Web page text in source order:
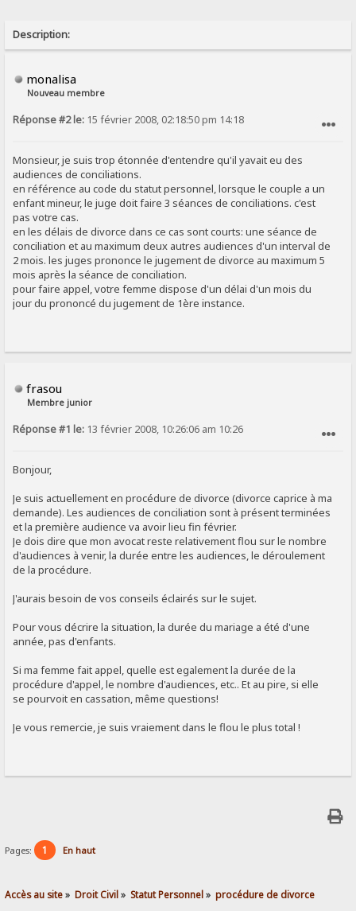
Description:
monalisa
Nouveau membre
Réponse #2 le: 15 février 2008, 02:18:50 pm 14:18
Monsieur, je suis trop étonnée d'entendre qu'il yavait eu des
audiences de conciliations.
en référence au code du statut personnel, lorsque le couple a un
enfant mineur, le juge doit faire 3 séances de conciliations. c'est
pas votre cas.
en les délais de divorce dans ce cas sont courts: une séance de
conciliation et au maximum deux autres audiences d'un interval de
2 mois. les juges prononce le jugement de divorce au maximum 5
mois après la séance de conciliation.
pour faire appel, votre femme dispose d'un délai d'un mois du
jour du prononcé du jugement de 1ère instance.
frasou
Membre junior
Réponse #1 le: 13 février 2008, 10:26:06 am 10:26
Bonjour,
Je suis actuellement en procédure de divorce (divorce caprice à ma
demande). Les audiences de conciliation sont à présent terminées
et la première audience va avoir lieu fin février.
Je dois dire que mon avocat reste relativement flou sur le nombre
d'audiences à venir, la durée entre les audiences, le déroulement
de la procédure.
J'aurais besoin de vos conseils éclairés sur le sujet.
Pour vous décrire la situation, la durée du mariage a été d'une
année, pas d'enfants.
Si ma femme fait appel, quelle est egalement la durée de la
procédure d'appel, le nombre d'audiences, etc.. Et au pire, si elle
se pourvoit en cassation, même questions!
Je vous remercie, je suis vraiement dans le flou le plus total !
Pages: 1 En haut
Accès au site» Droit Civil» Statut Personnel» procédure de divorce